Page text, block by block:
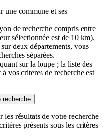
une commune et ses
de recherche compris entre
sélectionnée est de 10 km).
deux départements, vous
séparées.
sur la loupe ; la liste des
vos critères de recherche est
recherche
résultats de votre recherche
présents sous les critères